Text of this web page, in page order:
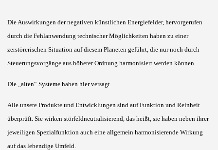
Die Auswirkungen der negativen künstlichen Energiefelder, hervorgerufen
durch die Fehlanwendung technischer Möglichkeiten haben zu einer
zerstörerischen Situation auf diesem Planeten geführt, die nur noch durch
Steuerungsvorgänge aus höherer Ordnung harmonisiert werden können.
Die „alten“ Systeme haben hier versagt.
Alle unsere Produkte und Entwicklungen sind auf Funktion und Reinheit
überprüft. Sie wirken störfeldneutralisierend, das heißt, sie haben neben ihrer
jeweiligen Spezialfunktion auch eine allgemein harmonisierende Wirkung
auf das lebendige Umfeld.